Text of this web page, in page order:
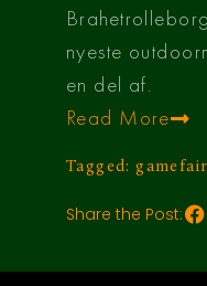
nyeste
en del af.
Read More
Tagged:gamefair
Share the Post: